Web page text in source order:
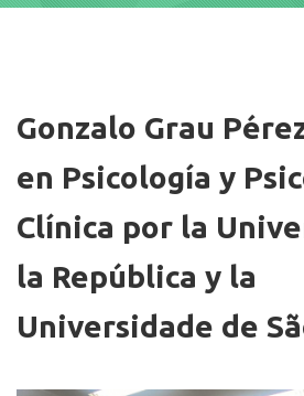
Gonzalo Grau
en Psicología y
Clínica por la
la República y la
Universidade de